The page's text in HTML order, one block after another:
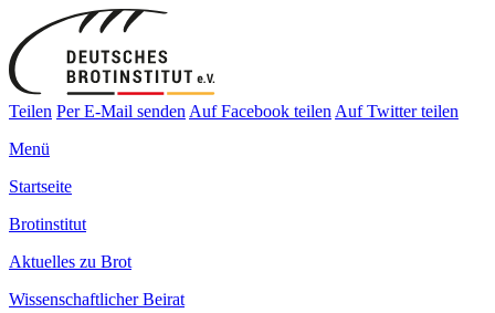
Teilen Per E-Mail senden Auf Facebook teilen Auf Twitter teilen
Menü
Startseite
Brotinstitut
Aktuelles zu Brot
Wissenschaftlicher Beirat